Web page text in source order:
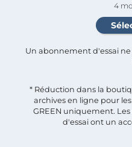
4
Un abonnement d'essai
* Réduction dans la
archives en ligne pour
GREEN uniquement.
d'essai ont un